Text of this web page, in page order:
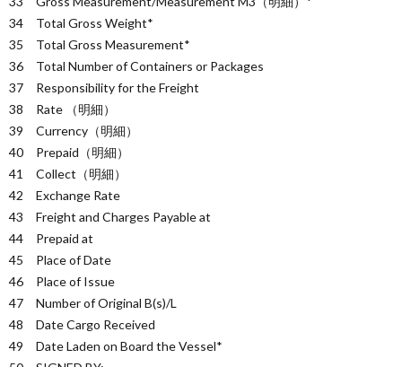
34 Total Gross Weight*
35 Total Gross Measurement*
36 Total Number of Containers or Packages
37 Responsibility for the Freight
38 Rate （明細）
39 Currency（明細）
40 Prepaid（明細）
41 Collect（明細）
42 Exchange Rate
43 Freight and Charges Payable at
44 Prepaid at
45 Place of Date
46 Place of Issue
47 Number of Original B(s)/L
48 Date Cargo Received
49 Date Laden on Board the Vessel*